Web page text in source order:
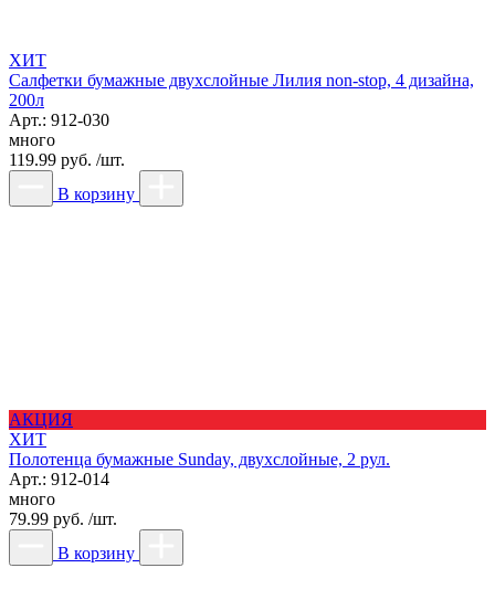
ХИТ
Салфетки бумажные двухслойные Лилия non-stop, 4 дизайна,
200л
Арт.: 912-030
много
119.99 руб. /шт.
В корзину
АКЦИЯ
ХИТ
Полотенца бумажные Sunday, двухслойные, 2 рул.
Арт.: 912-014
много
79.99 руб. /шт.
В корзину